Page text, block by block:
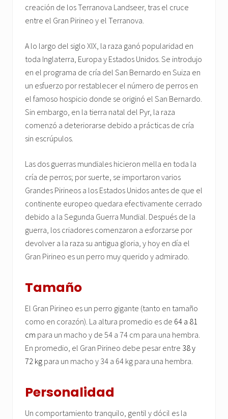
creación de los Terranova Landseer, tras el cruce
entre el Gran Pirineo y el Terranova.
A lo largo del siglo XIX, la raza ganó popularidad en
toda Inglaterra, Europa y Estados Unidos. Se introdujo
en el programa de cría del San Bernardo en Suiza en
un esfuerzo por restablecer el número de perros en
el famoso hospicio donde se originó el San Bernardo.
Sin embargo, en la tierra natal del Pyr, la raza
comenzó a deteriorarse debido a prácticas de cría
sin escrúpulos.
Las dos guerras mundiales hicieron mella en toda la
cría de perros; por suerte, se importaron varios
Grandes Pirineos a los Estados Unidos antes de que el
continente europeo quedara efectivamente cerrado
debido a la Segunda Guerra Mundial. Después de la
guerra, los criadores comenzaron a esforzarse por
devolver a la raza su antigua gloria, y hoy en día el
Gran Pirineo es un perro muy querido y admirado.
Tamaño
El Gran Pirineo es un perro gigante (tanto en tamaño
como en corazón). La altura promedio es de 64 a 81
cm para un macho y de 54 a 74 cm para una hembra.
En promedio, el Gran Pirineo debe pesar entre 38 y
72 kg para un macho y 34 a 64 kg para una hembra.
Personalidad
Un comportamiento tranquilo, gentil y dócil es la